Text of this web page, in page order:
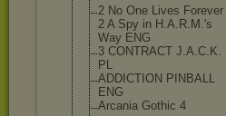
2 No One Lives Forever
2 A Spy in H.A.R.M.'s
Way ENG
3 CONTRACT J.A.C.K.
PL
ADDICTION PINBALL
ENG
Arcania Gothic 4